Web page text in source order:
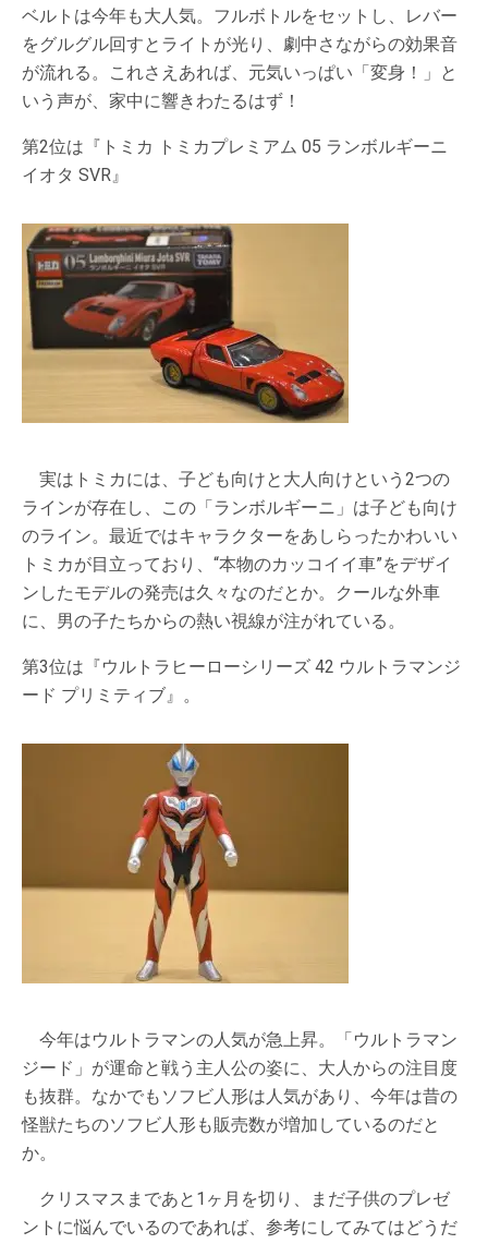
ベルトは今年も大人気。フルボトルをセットし、レバー
をグルグル回すとライトが光り、劇中さながらの効果音
が流れる。これさえあれば、元気いっぱい「変身！」と
いう声が、家中に響きわたるはず！
第2位は『トミカ トミカプレミアム 05 ランボルギーニ
イオタ SVR』
実はトミカには、子ども向けと大人向けという2つの
ラインが存在し、この「ランボルギーニ」は子ども向け
のライン。最近ではキャラクターをあしらったかわいい
トミカが目立っており、“本物のカッコイイ車”をデザイ
ンしたモデルの発売は久々なのだとか。クールな外車
に、男の子たちからの熱い視線が注がれている。
第3位は『ウルトラヒーローシリーズ 42 ウルトラマンジ
ード プリミティブ』。
今年はウルトラマンの人気が急上昇。「ウルトラマン
ジード」が運命と戦う主人公の姿に、大人からの注目度
も抜群。なかでもソフビ人形は人気があり、今年は昔の
怪獣たちのソフビ人形も販売数が増加しているのだと
か。
クリスマスまであと1ヶ月を切り、まだ子供のプレゼ
ントに悩んでいるのであれば、参考にしてみてはどうだ